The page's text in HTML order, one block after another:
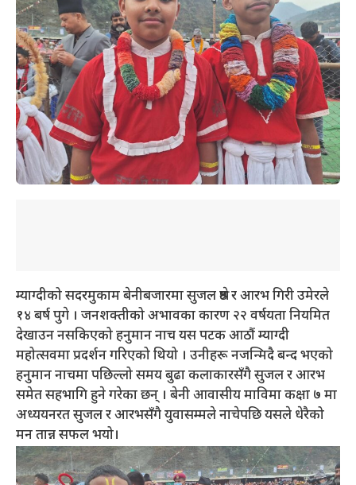
म्याग्दीको सदरमुकाम बेनीबजारमा सुजल श्रेष्ठ र आरभ गिरी उमेरले
१४ बर्ष पुगे । जनशक्तीको अभावका कारण २२ वर्षयता नियमित
देखाउन नसकिएको हनुमान नाच यस पटक आठौं म्याग्दी
महोत्सवमा प्रदर्शन गरिएको थियो । उनीहरू नजन्मिदै बन्द भएको
हनुमान नाचमा पछिल्लो समय बुढा कलाकारसँगै सुजल र आरभ
समेत सहभागि हुने गरेका छन् । बेनी आवासीय माविमा कक्षा ७ मा
अध्ययनरत सुजल र आरभसँगै युवासम्मले नाचेपछि यसले धेरैको
मन तान्न सफल भयो।